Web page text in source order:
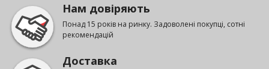
Нам довіряють
Понад 15 років на ринку. Задоволені покупці, сотні
рекомендацій
Доставка